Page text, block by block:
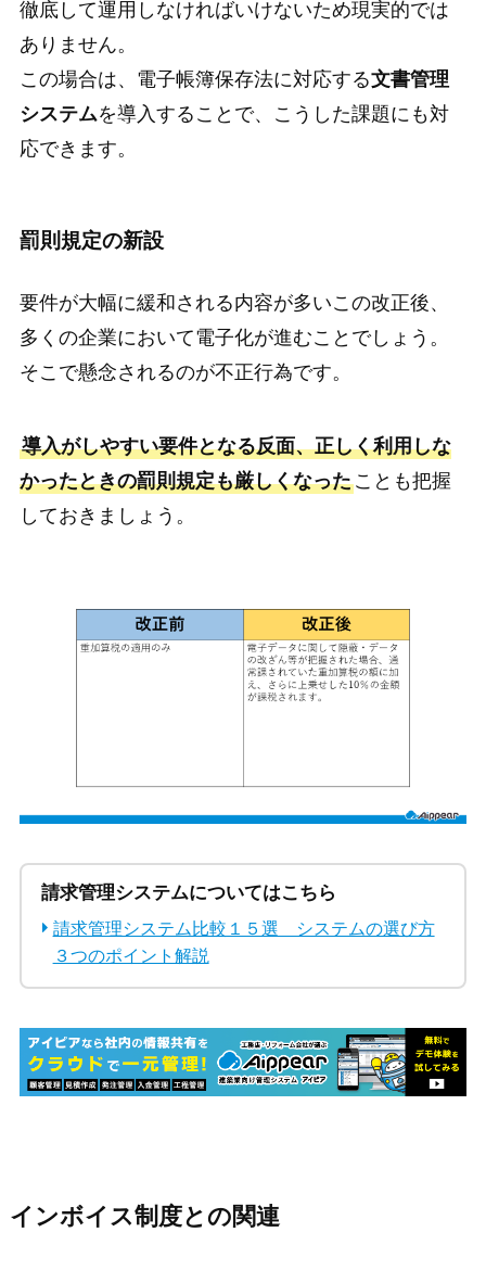
徹底して運用しなければいけないため現実的では
ありません。
この場合は、電子帳簿保存法に対応する文書管理
システムを導入することで、こうした課題にも対
応できます。
罰則規定の新設
要件が大幅に緩和される内容が多いこの改正後、
多くの企業において電子化が進むことでしょう。
そこで懸念されるのが不正行為です。
導入がしやすい要件となる反面、正しく利用しな
かったときの罰則規定も厳しくなったことも把握
しておきましょう。
請求管理システムについてはこちら
請求管理システム比較１５選 システムの選び方
３つのポイント解説
インボイス制度との関連